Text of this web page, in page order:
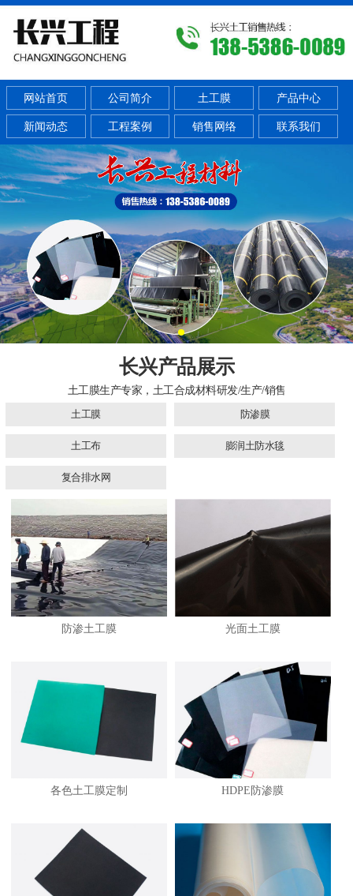
网站首页 公司简介 土工膜 产品中心
新闻动态 工程案例 销售网络 联系我们
长兴产品展示
土工膜生产专家，土工合成材料研发/生产/销售
土工膜
防渗膜
土工布 膨润土防水毯
复合排水网
防渗土工膜 光面土工膜
各色土工膜定制 HDPE防渗膜